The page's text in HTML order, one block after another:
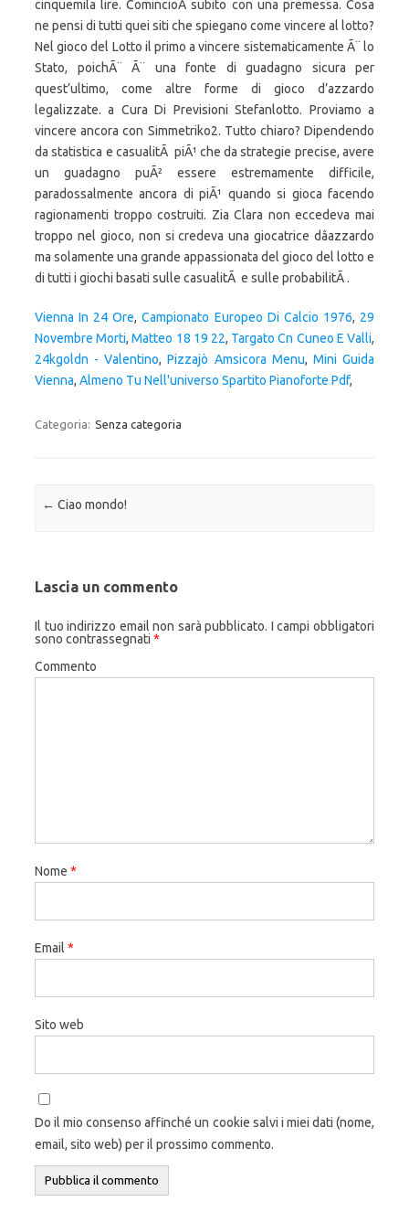
Vienna In 24 Ore,Campionato Europeo Di Calcio 1976, 29
Novembre Morti,Matteo 18 19 22, Targato Cn Cuneo E Valli,
24kgoldn - Valentino,Pizzajò Amsicora Menu, Mini Guida
Vienna, Almeno Tu Nell'universo Spartito Pianoforte Pdf,
Categoria: Senza categoria
Navigazione articolo
← Ciao mondo!
Lascia un commento
Il tuo indirizzo email non sarà pubblicato. I campi obbligatori
sono contrassegnati *
Commento
Nome *
Email *
Sito web
Do il mio consenso affinché un cookie salvi i miei dati (nome,
email, sito web) per il prossimo commento.